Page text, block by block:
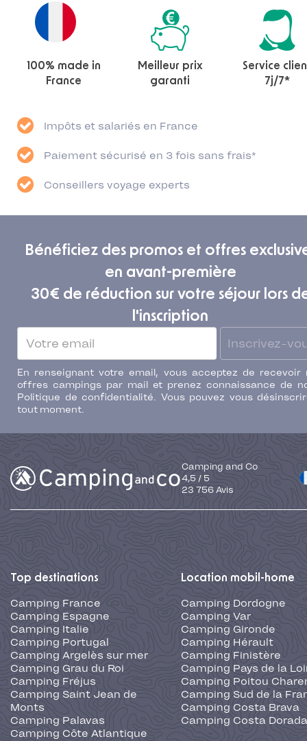
100% made in
France
Meilleur prix
garanti
Service
7j/7*
Impôts et salariés en France
Paiement sécurisé en 3 fois sans frais*
Conseillers voyage experts
Bénéficiez des promos et offres
en avant-première
30€ de réduction sur votre séjour lors
l'inscription
Inscrivez-
En renseignant votre email, vous acceptez de recevoir
offres campings par mail et prenez connaissance de
Politique de confidentialité. Vous pouvez vous
tout moment.
Camping and Co
4,5 / 5
23 756Avis
Top destinations
Camping France
Camping Espagne
Camping Italie
Camping Portugal
Camping Argelès sur mer
Camping Grau du Roi
Camping Fréjus
Camping Saint Jean de
Monts
Camping Palavas
Camping Côte Atlantique
Location mobil-home
Camping Dordogne
Camping Var
Camping Gironde
Camping Hérault
Camping Finistère
Camping Pays de la
Camping Poitou
Camping Sud de la
Camping Costa Brava
Camping Costa Dorada